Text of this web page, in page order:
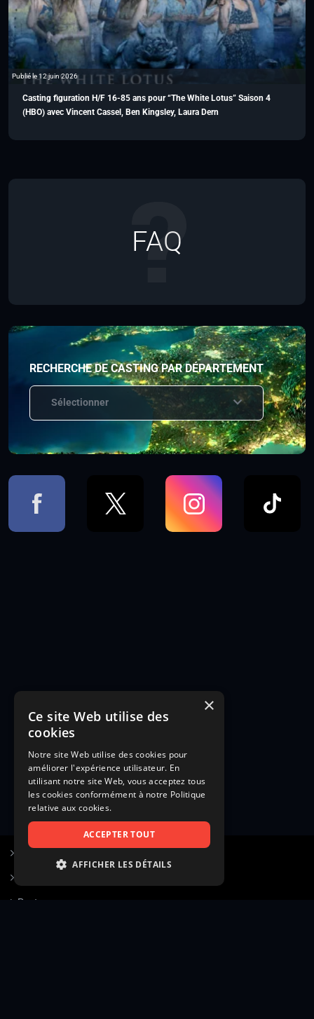
Publié le 12 juin 2026
Casting figuration H/F 16-85 ans pour “The White Lotus” Saison 4
(HBO) avec Vincent Cassel, Ben Kingsley, Laura Dern
FAQ
RECHERCHE DE CASTING PAR DÉPARTEMENT
Sélectionner
Poster une annonce
×
Ce site Web utilise des
cookies
Notre site Web utilise des cookies pour
améliorer l'expérience utilisateur. En
utilisant notre site Web, vous acceptez tous
les cookies conformément à notre Politique
relative aux cookies.
ACCEPTER TOUT
AFFICHER LES DÉTAILS